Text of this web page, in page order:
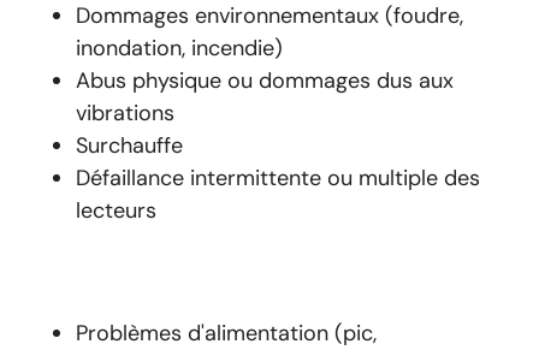
Dommages environnementaux (foudre,
inondation, incendie)
Abus physique ou dommages dus aux
vibrations
Surchauffe
Défaillance intermittente ou multiple des
lecteurs
Problèmes d'alimentation (pic,